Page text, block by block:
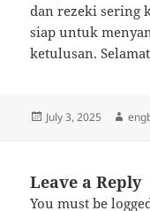
dan rezeki sering
siap untuk
ketulusan.
Posted
July 3, 2025
Leave a Reply
You must be